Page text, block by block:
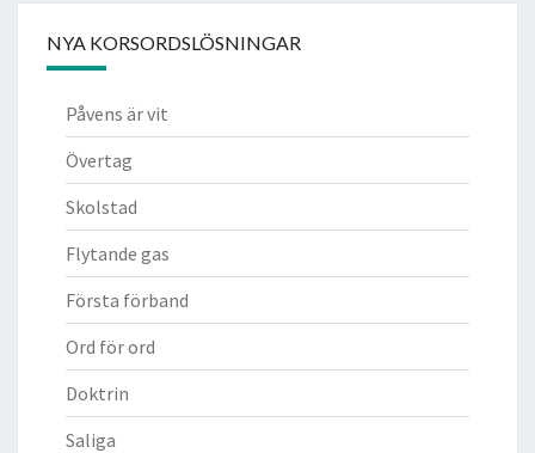
NYA KORSORDSLÖSNINGAR
Påvens är vit
Övertag
Skolstad
Flytande gas
Första förband
Ord för ord
Doktrin
Saliga